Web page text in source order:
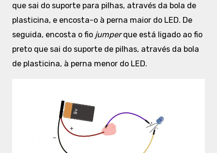
que sai do suporte para pilhas, através da bola de
plasticina, e encosta-o à perna maior do LED. De
seguida, encosta o fio jumperque está ligado ao fio
preto que sai do suporte de pilhas, através da bola
de plasticina, à perna menor do LED.